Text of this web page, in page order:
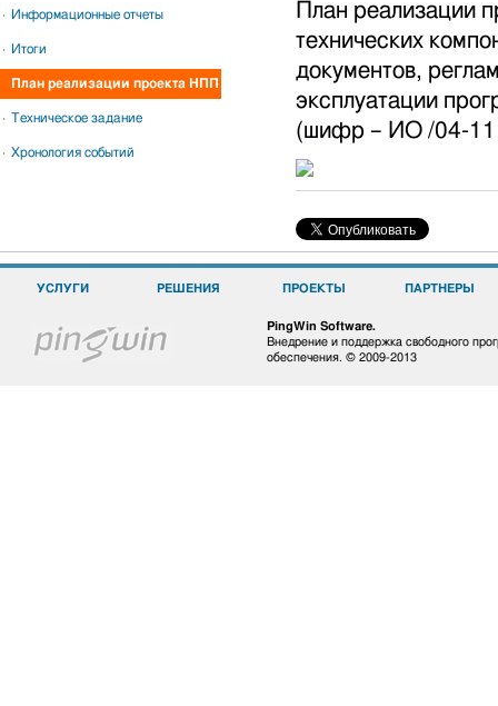
План реализации
технических
документов,
эксплуатации
(шифр – ИО /04-11
Информационные отчеты
Итоги
План реализации проекта НПП
Техническое задание
Хронология событий
УСЛУГИ РЕШЕНИЯ ПРОЕКТЫ ПАРТНЕРЫ
PingWin Software.
Внедрение и поддержка свободного
обеспечения. © 2009-2013